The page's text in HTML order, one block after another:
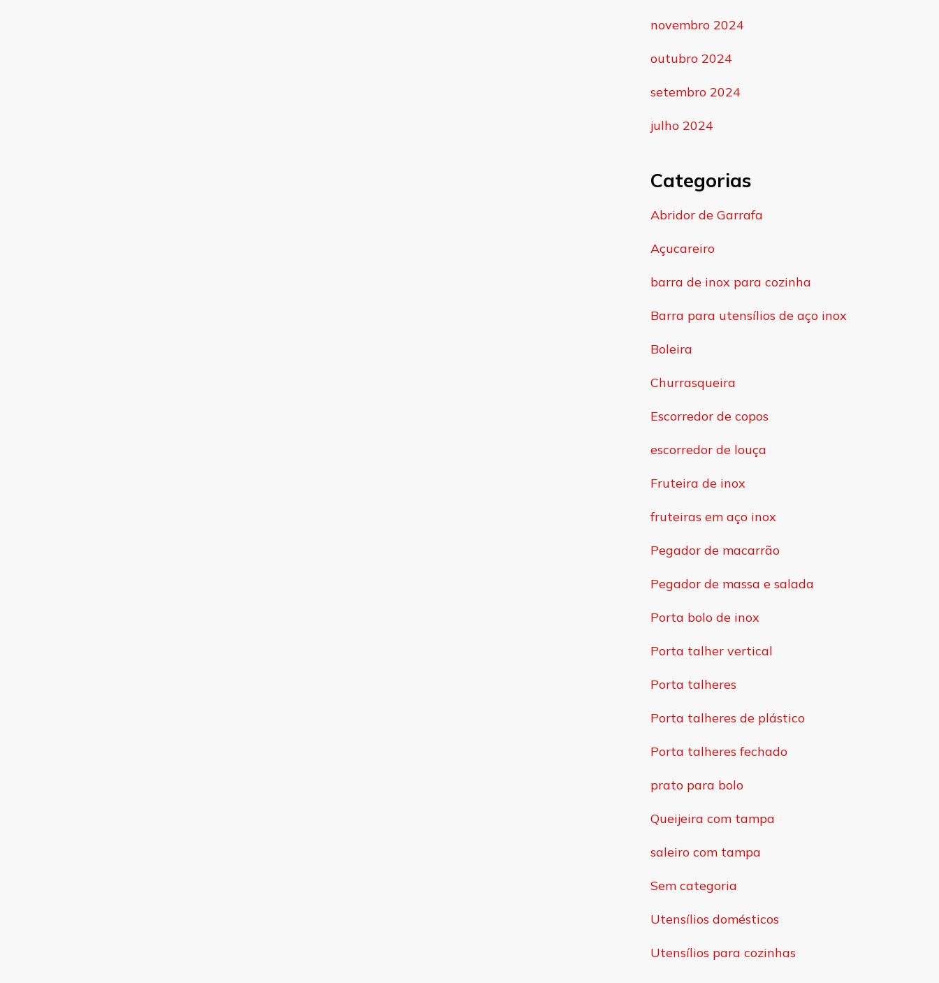
novembro 2024
outubro 2024
setembro 2024
julho 2024
Categorias
Abridor de Garrafa
Açucareiro
barra de inox para cozinha
Barra para utensílios de aço inox
Boleira
Churrasqueira
Escorredor de copos
escorredor de louça
Fruteira de inox
fruteiras em aço inox
Pegador de macarrão
Pegador de massa e salada
Porta bolo de inox
Porta talher vertical
Porta talheres
Porta talheres de plástico
Porta talheres fechado
prato para bolo
Queijeira com tampa
saleiro com tampa
Sem categoria
Utensílios domésticos
Utensílios para cozinhas